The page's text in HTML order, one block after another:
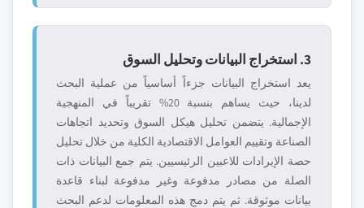
3. استخراج البيانات وتحليل السوق
يعد استخراج البيانات جزءاً أساسياً من عملية البحث
لدينا، حيث يساهم بنسبة 20% تقريباً في المنهجية
الإجمالية. يتضمن تحليل هيكل السوق وتحديد اتجاهات
الصناعة وتقييم العوامل الاقتصادية الكلية من خلال تحليل
حصة الإيرادات للاعبين الرئيسيين. يتم جمع البيانات ذات
الصلة من مصادر مدفوعة وغير مدفوعة لبناء قاعدة
بيانات موثوقة. ثم يتم دمج هذه المعلومات لدعم البحث